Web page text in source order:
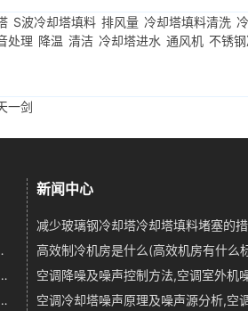
S波冷却塔填料 排风量 冷却塔填料清洗
处理 降温 清洁 冷却塔进水 通风机 不锈
一剑
塔散热效率取决于
,冷却塔噪音标准是多少
些,冷却塔对环境影响大吗
新闻中心
高效制冷机房是什么(高效机房有什么